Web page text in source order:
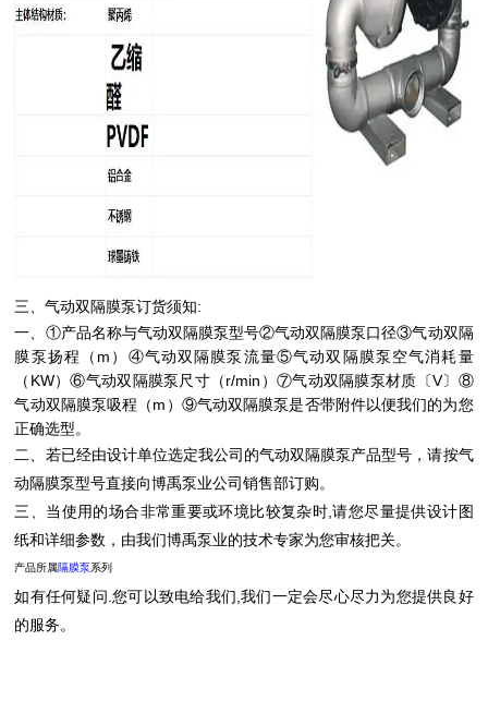
三、气动双隔膜泵订货须知:
一、①产品名称与气动双隔膜泵型号②气动双隔膜泵口径③气动双隔
膜泵扬程（m）④气动双隔膜泵流量⑤气动双隔膜泵空气消耗量
（KW）⑥气动双隔膜泵尺寸（r/min）⑦气动双隔膜泵材质〔V〕⑧
气动双隔膜泵吸程（m）⑨气动双隔膜泵是否带附件以便我们的为您
正确选型。
二、若已经由设计单位选定我公司的气动双隔膜泵产品型号，请按气
动隔膜泵型号直接向博禹泵业公司销售部订购。
三、当使用的场合非常重要或环境比较复杂时,请您尽量提供设计图
纸和详细参数，由我们博禹泵业的技术专家为您审核把关。
产品所属隔膜泵系列
如有任何疑问.您可以致电给我们,我们一定会尽心尽力为您提供良好
的服务。